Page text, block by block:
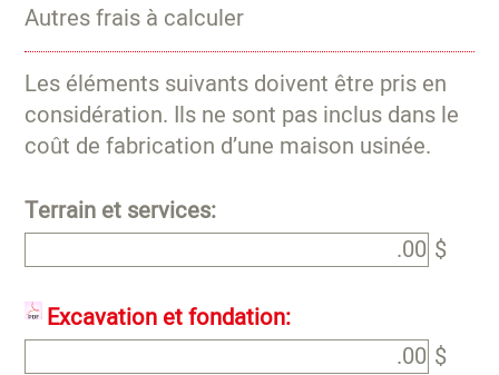
Autres frais à calculer
Les éléments suivants doivent être pris en
considération. Ils ne sont pas inclus dans le
coût de fabrication d’une maison usinée.
Terrain et services:
$
Excavation et fondation:
$